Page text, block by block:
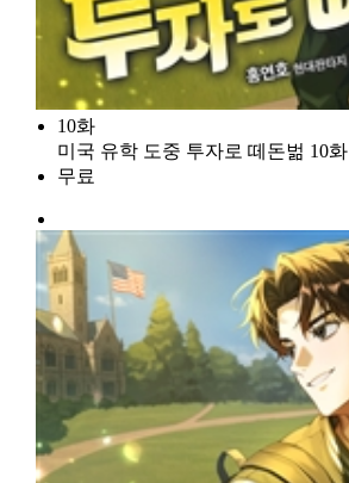
10화
미국 유학 도중 투자로 떼돈벎 10화
무료